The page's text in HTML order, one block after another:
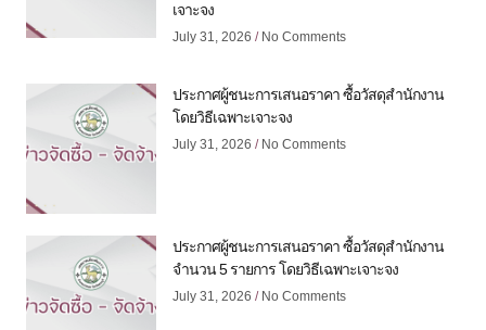
เจาะจง
July 31, 2026 No Comments
ประกาศผู้ชนะการเสนอราคา ซื้อวัสดุสำนักงาน
โดยวิธีเฉพาะเจาะจง
July 31, 2026 No Comments
ประกาศผู้ชนะการเสนอราคา ซื้อวัสดุสำนักงาน
จำนวน 5 รายการ โดยวิธีเฉพาะเจาะจง
July 31, 2026 No Comments